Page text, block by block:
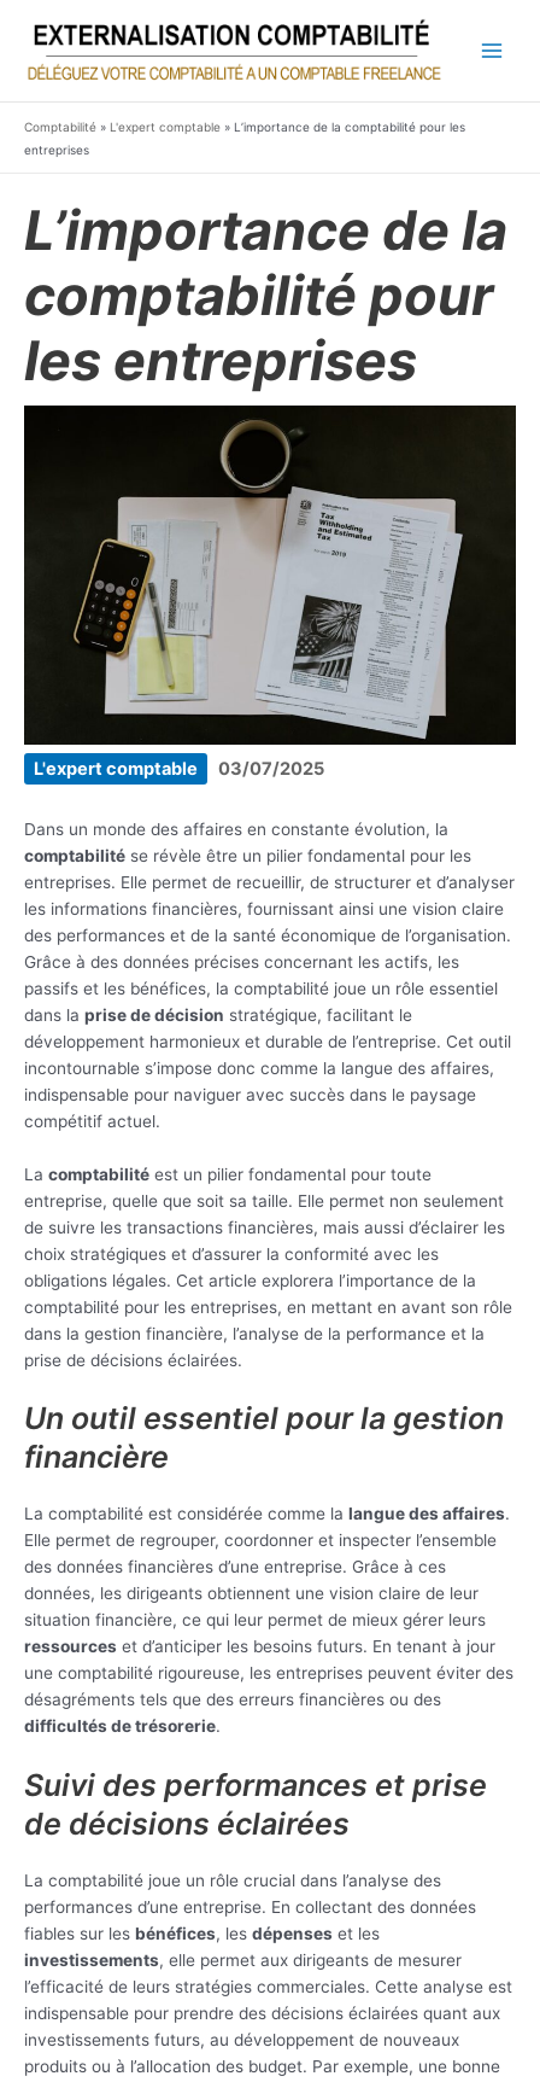
contenu
Comptabilité » L'expert comptable » L’importance de la comptabilité pour les
entreprises
L’importance de la
comptabilité pour
les entreprises
L'expert comptable 03/07/2025
Dans un monde des affaires en constante évolution, la
comptabilité se révèle être un pilier fondamental pour les
entreprises. Elle permet de recueillir, de structurer et d’analyser
les informations financières, fournissant ainsi une vision claire
des performances et de la santé économique de l’organisation.
Grâce à des données précises concernant les actifs, les
passifs et les bénéfices, la comptabilité joue un rôle essentiel
dans la prise de décision stratégique, facilitant le
développement harmonieux et durable de l’entreprise. Cet outil
incontournable s’impose donc comme la langue des affaires,
indispensable pour naviguer avec succès dans le paysage
compétitif actuel.
La comptabilité est un pilier fondamental pour toute
entreprise, quelle que soit sa taille. Elle permet non seulement
de suivre les transactions financières, mais aussi d’éclairer les
choix stratégiques et d’assurer la conformité avec les
obligations légales. Cet article explorera l’importance de la
comptabilité pour les entreprises, en mettant en avant son rôle
dans la gestion financière, l’analyse de la performance et la
prise de décisions éclairées.
Un outil essentiel pour la gestion
financière
La comptabilité est considérée comme la langue des affaires.
Elle permet de regrouper, coordonner et inspecter l’ensemble
des données financières d’une entreprise. Grâce à ces
données, les dirigeants obtiennent une vision claire de leur
situation financière, ce qui leur permet de mieux gérer leurs
ressources et d’anticiper les besoins futurs. En tenant à jour
une comptabilité rigoureuse, les entreprises peuvent éviter des
désagréments tels que des erreurs financières ou des
difficultés de trésorerie.
Suivi des performances et prise
de décisions éclairées
La comptabilité joue un rôle crucial dans l’analyse des
performances d’une entreprise. En collectant des données
fiables sur les bénéfices, les dépenses et les
investissements, elle permet aux dirigeants de mesurer
l’efficacité de leurs stratégies commerciales. Cette analyse est
indispensable pour prendre des décisions éclairées quant aux
investissements futurs, au développement de nouveaux
produits ou à l’allocation des budget. Par exemple, une bonne